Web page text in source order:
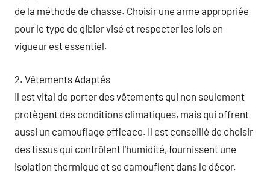
de la méthode de chasse. Choisir une arme appropriée
pour le type de gibier visé et respecter les lois en
vigueur est essentiel.
2. Vêtements Adaptés
Il est vital de porter des vêtements qui non seulement
protègent des conditions climatiques, mais qui offrent
aussi un camouflage efficace. Il est conseillé de choisir
des tissus qui contrôlent l’humidité, fournissent une
isolation thermique et se camouflent dans le décor.